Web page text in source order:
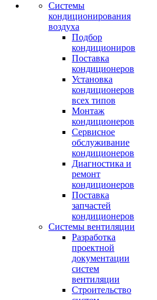
Системы
кондиционирования
воздуха
Подбор
кондициониров
Поставка
кондиционеров
Установка
кондиционеров
всех типов
Монтаж
кондиционеров
Сервисное
обслуживание
кондиционеров
Диагностика и
ремонт
кондиционеров
Поставка
запчастей
кондиционеров
Системы вентиляции
Разработка
проектной
документации
систем
вентиляции
Строительство